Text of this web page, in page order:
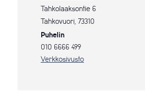
Tahkolaaksontie 6
Tahkovuori, 73310
Puhelin
010 6666 499
Verkkosivusto